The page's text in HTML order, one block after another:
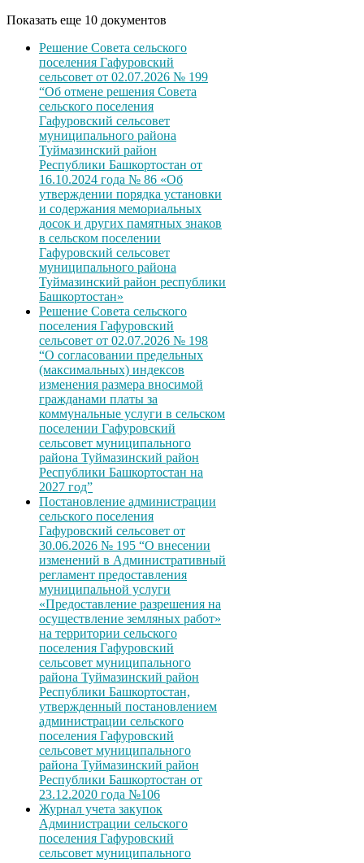
Показать еще 10 документов
Решение Совета сельского
поселения Гафуровский
сельсовет от 02.07.2026 № 199
“Об отмене решения Совета
сельского поселения
Гафуровский сельсовет
муниципального района
Туймазинский район
Республики Башкортостан от
16.10.2024 года № 86 «Об
утверждении порядка установки
и содержания мемориальных
досок и других памятных знаков
в сельском поселении
Гафуровский сельсовет
муниципального района
Туймазинский район республики
Башкортостан»
Решение Совета сельского
поселения Гафуровский
сельсовет от 02.07.2026 № 198
“О согласовании предельных
(максимальных) индексов
изменения размера вносимой
гражданами платы за
коммунальные услуги в сельском
поселении Гафуровский
сельсовет муниципального
района Туймазинский район
Республики Башкортостан на
2027 год”
Постановление администрации
сельского поселения
Гафуровский сельсовет от
30.06.2026 № 195 “О внесении
изменений в Административный
регламент предоставления
муниципальной услуги
«Предоставление разрешения на
осуществление земляных работ»
на территории сельского
поселения Гафуровский
сельсовет муниципального
района Туймазинский район
Республики Башкортостан,
утвержденный постановлением
администрации сельского
поселения Гафуровский
сельсовет муниципального
района Туймазинский район
Республики Башкортостан от
23.12.2020 года №106
Журнал учета закупок
Администрации сельского
поселения Гафуровский
сельсовет муниципального